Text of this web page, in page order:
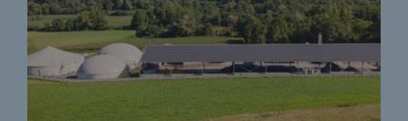
Raccordement au réseau de gaz
Stockage de gaz
Stockage de gaz